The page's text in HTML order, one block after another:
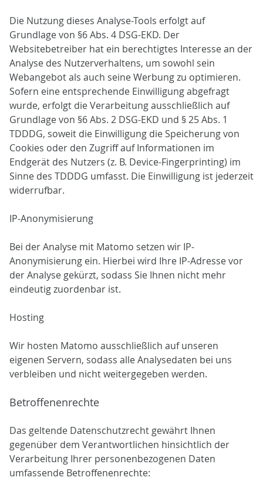
Die Nutzung dieses Analyse-Tools erfolgt auf
Grundlage von §6 Abs. 4 DSG-EKD. Der
Websitebetreiber hat ein berechtigtes Interesse an der
Analyse des Nutzerverhaltens, um sowohl sein
Webangebot als auch seine Werbung zu optimieren.
Sofern eine entsprechende Einwilligung abgefragt
wurde, erfolgt die Verarbeitung ausschließlich auf
Grundlage von §6 Abs. 2 DSG-EKD und § 25 Abs. 1
TDDDG, soweit die Einwilligung die Speicherung von
Cookies oder den Zugriff auf Informationen im
Endgerät des Nutzers (z. B. Device-Fingerprinting) im
Sinne des TDDDG umfasst. Die Einwilligung ist jederzeit
widerrufbar.
IP-Anonymisierung
Bei der Analyse mit Matomo setzen wir IP-
Anonymisierung ein. Hierbei wird Ihre IP-Adresse vor
der Analyse gekürzt, sodass Sie Ihnen nicht mehr
eindeutig zuordenbar ist.
Hosting
Wir hosten Matomo ausschließlich auf unseren
eigenen Servern, sodass alle Analysedaten bei uns
verbleiben und nicht weitergegeben werden.
Betroffenenrechte
Das geltende Datenschutzrecht gewährt Ihnen
gegenüber dem Verantwortlichen hinsichtlich der
Verarbeitung Ihrer personenbezogenen Daten
umfassende Betroffenenrechte: